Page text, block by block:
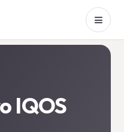
IQOS